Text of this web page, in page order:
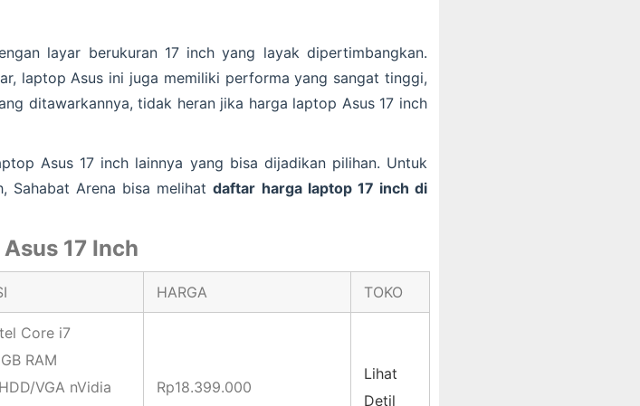
layar berukuran 17 inch yang layak dipertimbangkan.
laptop Asus ini juga memiliki performa yang sangat tinggi,
ditawarkannya, tidak heran jika harga laptop Asus 17 inch
Asus 17 inch lainnya yang bisa dijadikan pilihan. Untuk
Sahabat Arena bisa melihatdaftar harga laptop 17 inch di
17 Inch
HARGA TOKO
Core i7
RAM
VGA nVidia
Rp18.399.000
Lihat
Detil